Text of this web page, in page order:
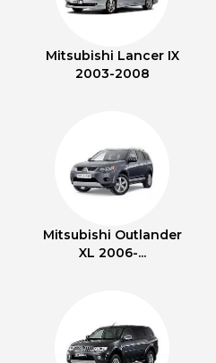
Mitsubishi Lancer IX
2003-2008
Mitsubishi Outlander
XL 2006-...